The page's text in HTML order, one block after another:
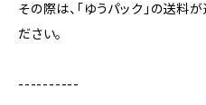
その際は、「ゆうパック」の送料
ださい。
----------